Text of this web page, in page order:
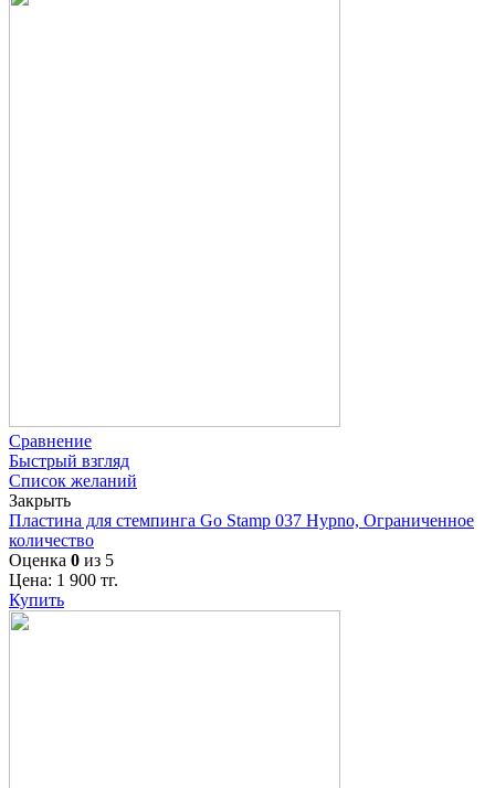
Сравнение
Быстрый взгляд
Список желаний
Закрыть
Пластина для стемпинга Go Stamp 037 Hypno, Ограниченное
количество
Оценка 0 из 5
Цена: 1 900 тг.
Купить